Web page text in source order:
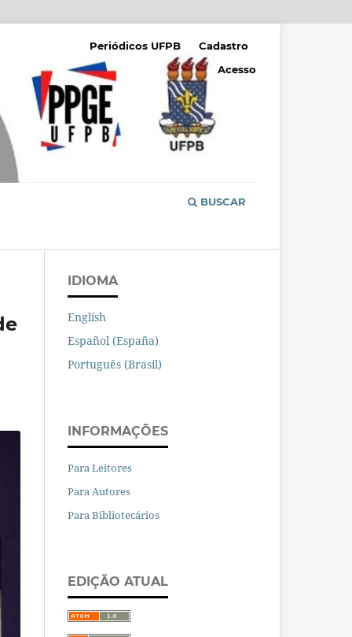
BUSCAR
Periódicos UFPB
Cadastro
Acesso
IDIOMA
English
Español (España)
Português (Brasil)
INFORMAÇÕES
Para Leitores
Para Autores
Para Bibliotecários
EDIÇÃO ATUAL